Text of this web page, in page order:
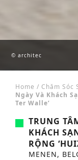
© architec
Home / Chăm Sóc
Ngày Và Khách
Ter Walle’
TRUNG
KHÁCH
RỘNG
MENEN,